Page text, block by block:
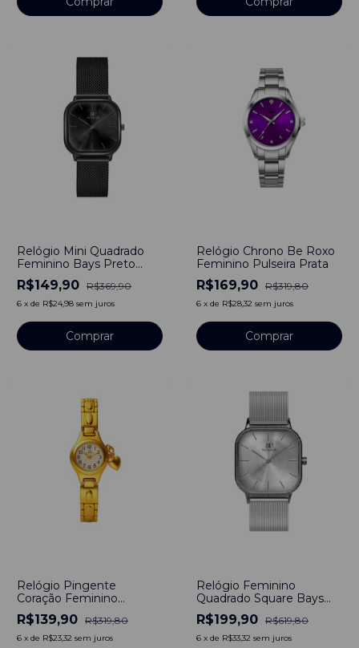
Relógio Mini Quadrado
Feminino Bays Preto
30mm - Aço Inoxidável
R$149,90 R$369,90
6 x de R$24,98 sem juros
Comprar
Relógio Chrono Be Roxo
Feminino Pulseira Prata
R$169,90 R$319,80
6 x de R$28,32 sem juros
Comprar
Relógio Pingente
Coração Feminino
Dourado
R$139,90 R$319,80
6 x de R$23,32 sem juros
Relógio Feminino
Quadrado Square Bays
Unitone Pulseira Prata
Silver 40mm Aço
Inoxidável
R$199,90 R$619,80
6 x de R$33,32 sem juros